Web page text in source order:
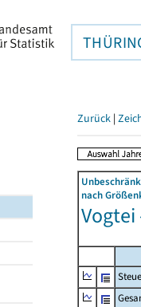
Zurück |
nach
Vogtei